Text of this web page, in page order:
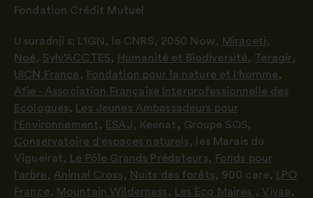
Fondation Crédit Mutuel
U suradnji s: L'IGN , le CNRS, 2050 Now, Miraceti,
Noé, Sylv’ACCTES, Humanité et Biodiversité, Teragir,
UICN France , Fondation pour la nature et l'homme,
Afie - Association Française Interprofessionnelle des
Ecologues,
Les Jeunes Ambassadeurs pour
l'Environnement, ESAJ, Keenat , Groupe SOS,
Conservatoire d'espaces naturels,
les Marais du
Vigueirat, Le Pôle Grands Prédateurs, Fonds pour
l'arbre, Animal Cross, Nuits des forêts, 900 care,
LPO
France, Mountain Wilderness , Les Eco Maires , Vivae,